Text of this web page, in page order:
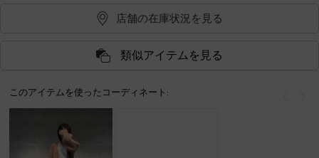
店舗の在庫状況を見る
類似アイテムを見る
このアイテムを使ったコーディネート: